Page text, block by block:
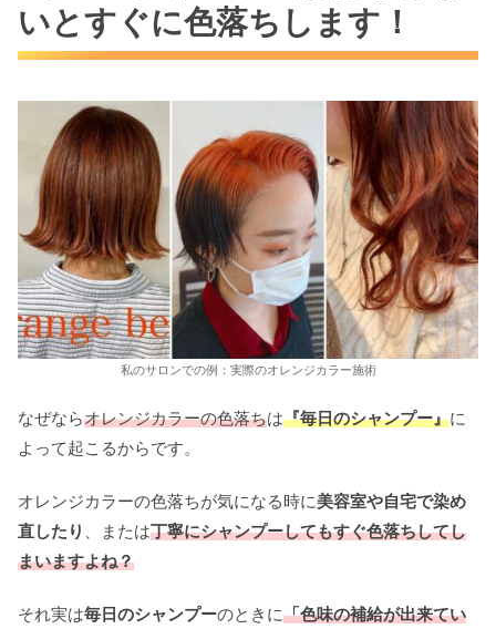
いとすぐに色落ちします！
私のサロンでの例：実際のオレンジカラー施術
なぜならオレンジカラーの色落ちは『毎日のシャンプー』に
よって起こるからです。
オレンジカラーの色落ちが気になる時に美容室や自宅で染め
直したり
、または丁寧にシャンプーしてもすぐ色落ちしてし
まいますよね？
それ実は毎日のシャンプーのときに「色味の補給が出来てい